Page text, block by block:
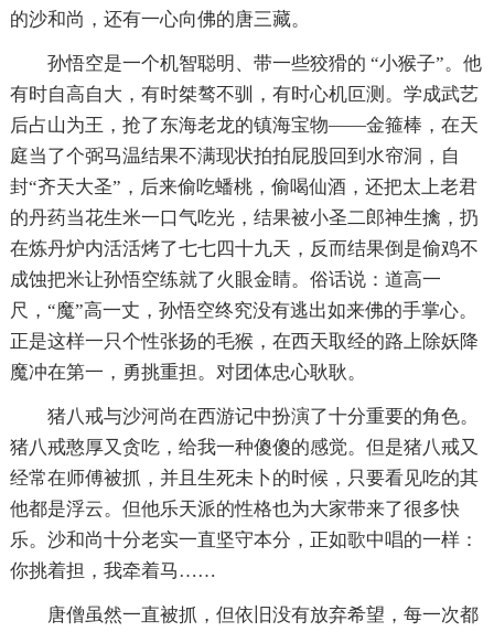
的沙和尚，还有一心向佛的唐三藏。
孙悟空是一个机智聪明、带一些狡猾的 “小猴子”。他
有时自高自大，有时桀骜不驯，有时心机叵测。学成武艺
后占山为王，抢了东海老龙的镇海宝物——金箍棒，在天
庭当了个弼马温结果不满现状拍拍屁股回到水帘洞，自
封“齐天大圣”，后来偷吃蟠桃，偷喝仙酒，还把太上老君
的丹药当花生米一口气吃光，结果被小圣二郎神生擒，扔
在炼丹炉内活活烤了七七四十九天，反而结果倒是偷鸡不
成蚀把米让孙悟空练就了火眼金睛。俗话说：道高一
尺，“魔”高一丈，孙悟空终究没有逃出如来佛的手掌心。
正是这样一只个性张扬的毛猴，在西天取经的路上除妖降
魔冲在第一，勇挑重担。对团体忠心耿耿。
猪八戒与沙河尚在西游记中扮演了十分重要的角色。
猪八戒憨厚又贪吃，给我一种傻傻的感觉。但是猪八戒又
经常在师傅被抓，并且生死未卜的时候，只要看见吃的其
他都是浮云。但他乐天派的性格也为大家带来了很多快
乐。沙和尚十分老实一直坚守本分，正如歌中唱的一样：
你挑着担，我牵着马……
唐僧虽然一直被抓，但依旧没有放弃希望，每一次都